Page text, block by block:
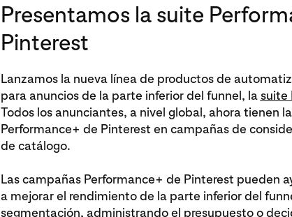
Presentamos la suite
Pinterest
Lanzamos la nueva línea de productos de
para anuncios de la parte inferior del funnel, lasuite
Todos los anunciantes, a nivel global, ahora tienen
Performance+ de Pinterest en campañas de
de catálogo.
Las campañas Performance+ de Pinterest pueden
a mejorar el rendimiento de la parte inferior del
segmentación, administrando el presupuesto o